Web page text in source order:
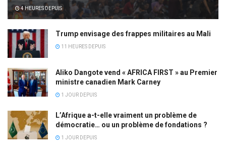
4 HEURES DEPUIS
Trump envisage des frappes militaires au Mali
11 HEURES DEPUIS
Aliko Dangote vend « AFRICA FIRST » au Premier
ministre canadien Mark Carney
1 JOUR DEPUIS
L’Afrique a-t-elle vraiment un problème de
démocratie… ou un problème de fondations ?
1 JOUR DEPUIS